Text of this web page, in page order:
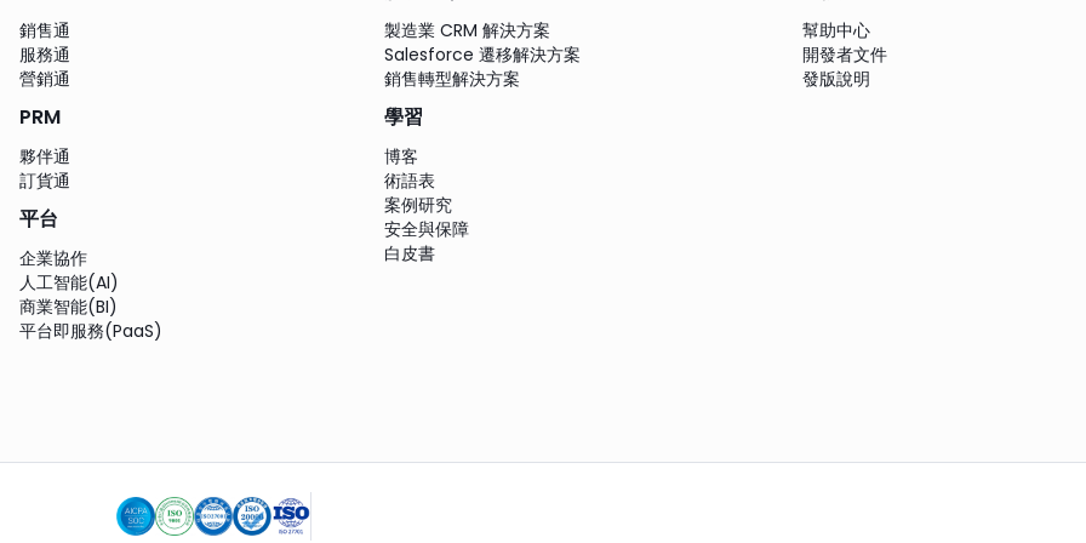
銷售通
服務通
營銷通
PRM
夥伴通
訂貨通
平台
企業協作
人工智能(AI)
商業智能(BI)
平台即服務(PaaS)
製造業 CRM 解決方案
Salesforce 遷移解決方案
銷售轉型解決方案
學習
博客
術語表
案例研究
安全與保障
白皮書
幫助中心
開發者文件
發版說明